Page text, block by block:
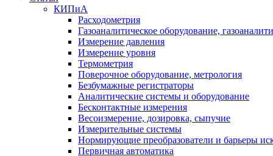
КИПиА
Расходометрия
Газоаналитическое оборудование,
Измерение давления
Измерение уровня
Термометрия
Поверочное оборудование, метрология
Безбумажные регистраторы
Аналитические системы и оборудование
Бесконтактные измерения
Весоизмерение, дозировка, сыпучие
Измерительные системы
Нормирующие преобразователи и барьеры
Первичная автоматика